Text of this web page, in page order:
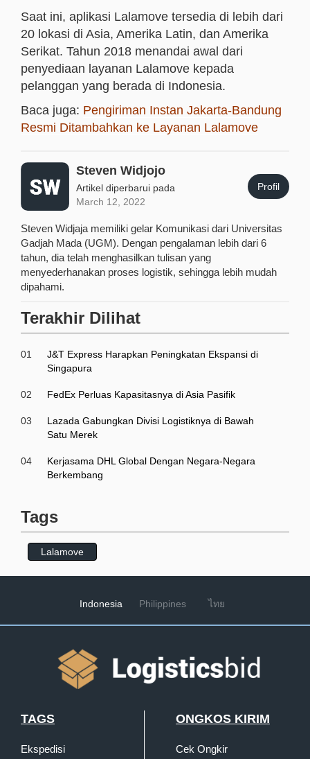
Saat ini, aplikasi Lalamove tersedia di lebih dari
20 lokasi di Asia, Amerika Latin, dan Amerika
Serikat. Tahun 2018 menandai awal dari
penyediaan layanan Lalamove kepada
pelanggan yang berada di Indonesia.
Baca juga: Pengiriman Instan Jakarta-Bandung
Resmi Ditambahkan ke Layanan Lalamove
Steven Widjojo
Artikel diperbarui pada
March 12, 2022
Profil
Steven Widjaja memiliki gelar Komunikasi dari Universitas
Gadjah Mada (UGM). Dengan pengalaman lebih dari 6
tahun, dia telah menghasilkan tulisan yang
menyederhanakan proses logistik, sehingga lebih mudah
dipahami.
Terakhir Dilihat
01
J&T Express Harapkan Peningkatan Ekspansi di
Singapura
02 FedEx Perluas Kapasitasnya di Asia Pasifik
03
Lazada Gabungkan Divisi Logistiknya di Bawah
Satu Merek
04
Kerjasama DHL Global Dengan Negara-Negara
Berkembang
Tags
Lalamove
Indonesia Philippines ไทย
TAGS
Ekspedisi
ONGKOS KIRIM
Cek Ongkir